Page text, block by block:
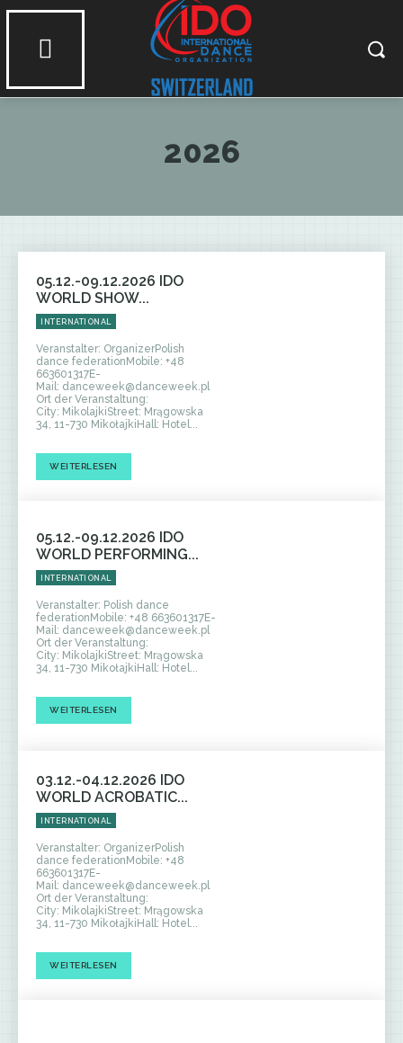
2026
05.12.-09.12.2026 IDO
WORLD SHOW...
INTERNATIONAL
Veranstalter: OrganizerPolish
dance federationMobile: +48
663601317E-
Mail: danceweek@danceweek.pl
Ort der Veranstaltung:
City: MikolajkiStreet: Mrągowska
34, 11-730 MikołajkiHall: Hotel...
WEITERLESEN
05.12.-09.12.2026 IDO
WORLD PERFORMING...
INTERNATIONAL
Veranstalter: Polish dance
federationMobile: +48 663601317E-
Mail: danceweek@danceweek.pl
Ort der Veranstaltung:
City: MikolajkiStreet: Mrągowska
34, 11-730 MikołajkiHall: Hotel...
WEITERLESEN
03.12.-04.12.2026 IDO
WORLD ACROBATIC...
INTERNATIONAL
Veranstalter: OrganizerPolish
dance federationMobile: +48
663601317E-
Mail: danceweek@danceweek.pl
Ort der Veranstaltung:
City: MikolajkiStreet: Mrągowska
34, 11-730 MikołajkiHall: Hotel...
WEITERLESEN